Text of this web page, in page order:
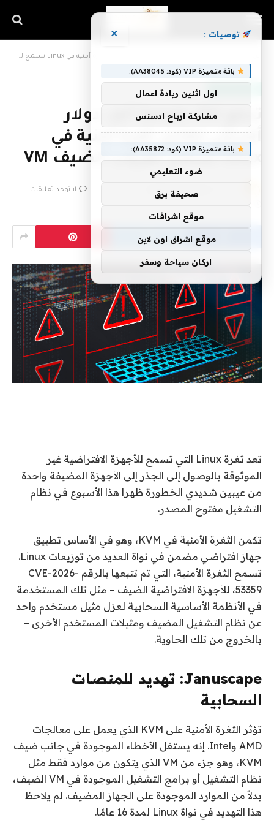
تدفع Google 250 ألف دولار
أمريكي مقابل ثغرة أمنية في
Linux تسمح لهروب الضيف VM
فريق اشراق التقنية لا توجد تعليقات
2 دقائق
تعد ثغرة Linux التي تسمح للأجهزة الافتراضية غير
الموثوقة بالوصول إلى الجذر إلى الأجهزة المضيفة واحدة
من عيبين شديدي الخطورة ظهرا هذا الأسبوع في نظام
التشغيل مفتوح المصدر.
تكمن الثغرة الأمنية في KVM، وهو في الأساس تطبيق
جهاز افتراضي مضمن في نواة العديد من توزيعات Linux.
تسمح الثغرة الأمنية، التي تم تتبعها بالرقم CVE-2026-
53359، للأجهزة الافتراضية الضيف – مثل تلك المستخدمة
في الأنظمة الأساسية السحابية لعزل مثيل مستخدم واحد
عن نظام التشغيل المضيف ومثيلات المستخدم الأخرى –
بالخروج من تلك الحاوية.
Januscape: تهديد للمنصات
السحابية
تؤثر الثغرة الأمنية على KVM الذي يعمل على معالجات
AMD وIntel. إنه يستغل الأخطاء الموجودة في جانب ضيف
KVM، وهو جزء من VM الذي يتكون من موارد فقط مثل
نظام التشغيل أو برامج التشغيل الموجودة في VM الضيف،
بدلاً من الموارد الموجودة على الجهاز المضيف. لم يلاحظ
هذا التهديد في نواة Linux لمدة 16 عامًا.
توصيات : ×
باقة متميزة VIP (كود: AA38045):
اول اثنين ريادة اعمال
مشاركة ارباح ادسنس
باقة متميزة VIP (كود: AA35872):
ضوء التعليمي
صحيفة برق
موقع اشراقات
موقع اشراق اون لاين
اركان سياحة وسفر